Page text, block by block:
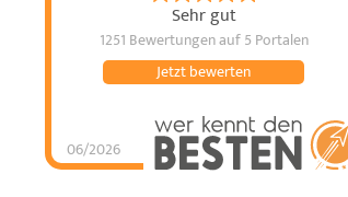
Sehr gut
1251 Bewertungenauf 5 Portalen
06/2026
Jetzt bewerten
Umzugshelfer Berlin
hat5von5 Sternen |